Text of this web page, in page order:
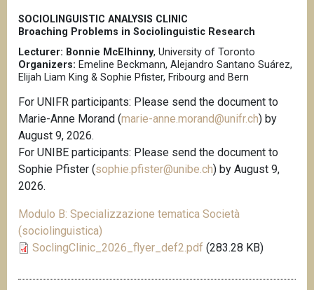
SOCIOLINGUISTIC ANALYSIS CLINIC
Broaching Problems in Sociolinguistic Research
Lecturer: Bonnie McElhinny, University of Toronto
Organizers: Emeline Beckmann, Alejandro Santano Suárez,
Elijah Liam King & Sophie Pfister, Fribourg and Bern
For UNIFR participants: Please send the document to
Marie-Anne Morand (marie-anne.morand@unifr.ch) by
August 9, 2026.
For UNIBE participants: Please send the document to
Sophie Pfister (sophie.pfister@unibe.ch) by August 9,
2026.
Modulo B: Specializzazione tematica Società
(sociolinguistica)
SoclingClinic_2026_flyer_def2.pdf (283.28 KB)